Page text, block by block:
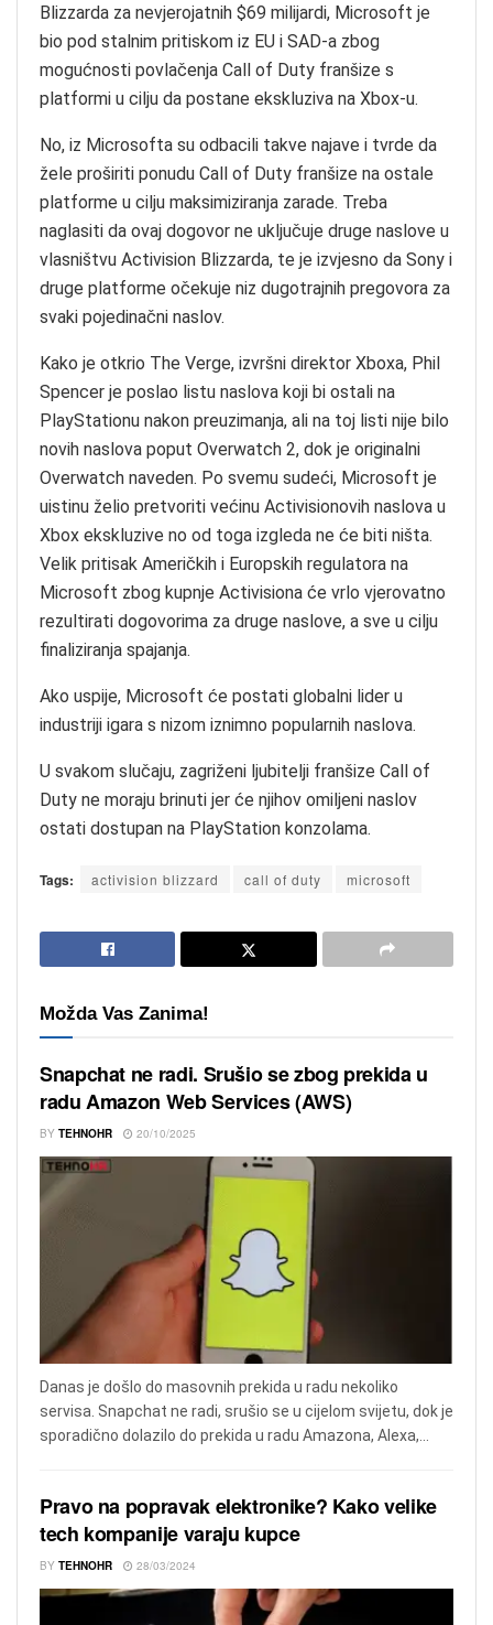
Blizzarda za nevjerojatnih $69 milijardi, Microsoft je
bio pod stalnim pritiskom iz EU i SAD-a zbog
mogućnosti povlačenja Call of Duty franšize s
platformi u cilju da postane ekskluziva na Xbox-u.
No, iz Microsofta su odbacili takve najave i tvrde da
žele proširiti ponudu Call of Duty franšize na ostale
platforme u cilju maksimiziranja zarade. Treba
naglasiti da ovaj dogovor ne uključuje druge naslove u
vlasništvu Activision Blizzarda, te je izvjesno da Sony i
druge platforme očekuje niz dugotrajnih pregovora za
svaki pojedinačni naslov.
Kako je otkrio The Verge, izvršni direktor Xboxa, Phil
Spencer je poslao listu naslova koji bi ostali na
PlayStationu nakon preuzimanja, ali na toj listi nije bilo
novih naslova poput Overwatch 2, dok je originalni
Overwatch naveden. Po svemu sudeći, Microsoft je
uistinu želio pretvoriti većinu Activisionovih naslova u
Xbox ekskluzive no od toga izgleda ne će biti ništa.
Velik pritisak Američkih i Europskih regulatora na
Microsoft zbog kupnje Activisiona će vrlo vjerovatno
rezultirati dogovorima za druge naslove, a sve u cilju
finaliziranja spajanja.
Ako uspije, Microsoft će postati globalni lider u
industriji igara s nizom iznimno popularnih naslova.
U svakom slučaju, zagriženi ljubitelji franšize Call of
Duty ne moraju brinuti jer će njihov omiljeni naslov
ostati dostupan na PlayStation konzolama.
Tags: activision blizzard call of duty microsoft
Možda Vas Zanima!
Snapchat ne radi. Srušio se zbog prekida u
radu Amazon Web Services (AWS)
BY TEHNOHR 20/10/2025
Danas je došlo do masovnih prekida u radu nekoliko
servisa. Snapchat ne radi, srušio se u cijelom svijetu, dok je
sporadično dolazilo do prekida u radu Amazona, Alexa,...
Pravo na popravak elektronike? Kako velike
tech kompanije varaju kupce
BY TEHNOHR 28/03/2024